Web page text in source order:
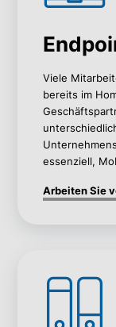
Viele
bereits im
essenziell,
Arbeiten Sie